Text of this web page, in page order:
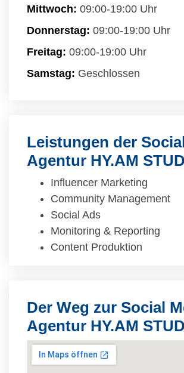
Mittwoch: 09:00-19:00 Uhr
Donnerstag: 09:00-19:00 Uhr
Freitag: 09:00-19:00 Uhr
Samstag: Geschlossen
Leistungen der
Agentur HY.AM
Influencer Marketing
Community Management
Social Ads
Monitoring & Reporting
Content Produktion
Der Weg zur Social
Agentur HY.AM